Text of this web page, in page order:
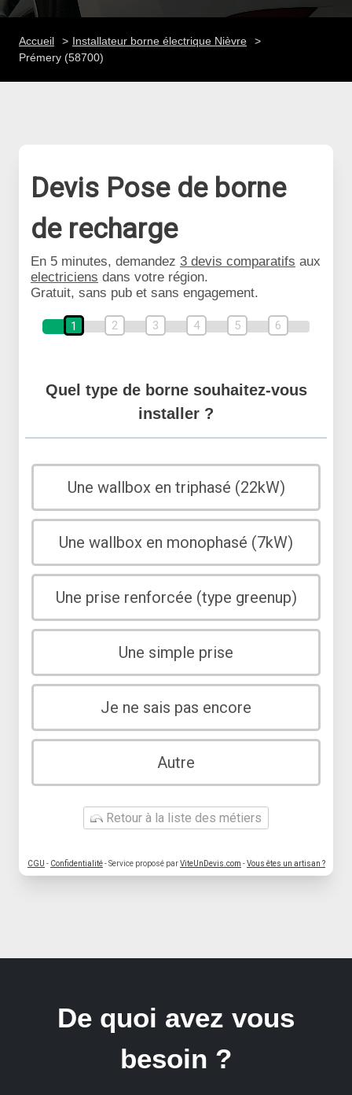
Accueil
Installateur borne électrique Nièvre
Prémery (58700)
Devis Pose de borne
de recharge
En 5 minutes, demandez 3 devis comparatifs aux
electriciens dans votre région.
Gratuit, sans pub et sans engagement.
1 2 3 4 5 6
Quel type de borne souhaitez-vous
installer ?
Une wallbox en triphasé (22kW)
Une wallbox en monophasé (7kW)
Une prise renforcée (type greenup)
Une simple prise
Je ne sais pas encore
Autre
Retour à la liste des métiers
CGU - Confidentialité- Service proposé parViteUnDevis.com -Vous êtes un artisan ?
De quoi avez vous
besoin ?